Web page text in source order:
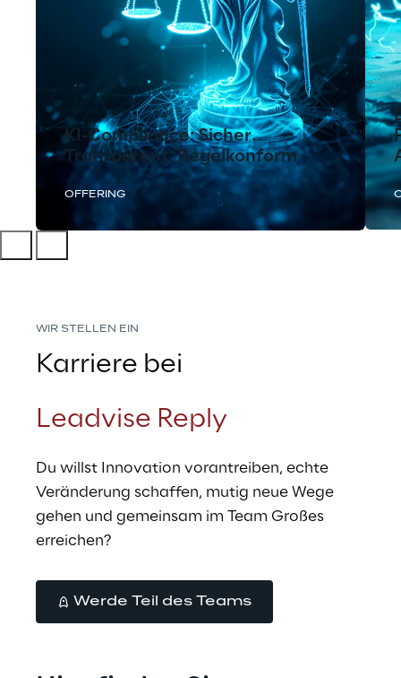
KI-Compliance: Sicher.
Transparent. Regelkonform
OFFERING
WIR STELLEN EIN
Karriere bei
Leadvise Reply
Du willst Innovation vorantreiben, echte
Veränderung schaffen, mutig neue Wege
gehen und gemeinsam im Team Großes
erreichen?
Werde Teil des Teams